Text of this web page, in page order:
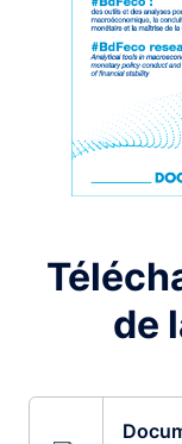
de